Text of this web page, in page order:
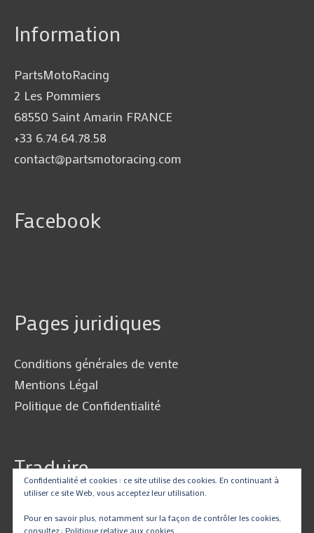
Information
PartsMotoRacing
2 Les Pommiers
68550 Saint Amarin FRANCE
+33 6.74.64.78.58
contact@partsmotoracing.com
Facebook
Pages juridiques
Conditions générales de vente
Mentions Légal
Politique de Confidentialité
Traduire
Confidentialité et cookies : ce site utilise des cookies. En continuant à
utiliser ce site Web, vous acceptez leur utilisation.
Pour en savoir plus, notamment sur la façon de contrôler les cookies,
consultez :Politique relative aux cookies